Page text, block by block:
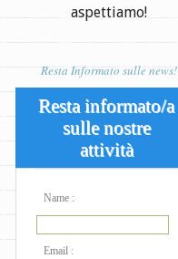
aspettiamo!
Resta Informato sulle news!
Resta informato/a
sulle nostre
attività
Name :
Email :